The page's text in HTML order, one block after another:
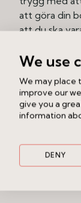
att göra din
att du ska
We use
We may place
improve our
give you a
information
DENY